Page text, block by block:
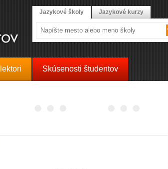
Skúsenosti študentov
Jazykové školy Jazykové kurzy